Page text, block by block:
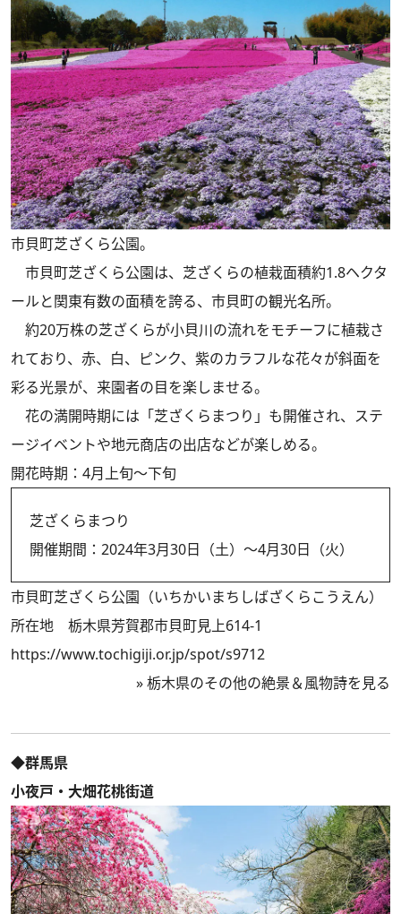
市貝町芝ざくら公園。
市貝町芝ざくら公園は、芝ざくらの植栽面積約1.8ヘクタ
ールと関東有数の面積を誇る、市貝町の観光名所。
約20万株の芝ざくらが小貝川の流れをモチーフに植栽さ
れており、赤、白、ピンク、紫のカラフルな花々が斜面を
彩る光景が、来園者の目を楽しませる。
花の満開時期には「芝ざくらまつり」も開催され、ステ
ージイベントや地元商店の出店などが楽しめる。
開花時期：4月上旬～下旬
芝ざくらまつり
開催期間：2024年3月30日（土）～4月30日（火）
市貝町芝ざくら公園（いちかいまちしばざくらこうえん）
所在地 栃木県芳賀郡市貝町見上614-1
https://www.tochigiji.or.jp/spot/s9712
»栃木県のその他の絶景＆風物詩を見る
◆群馬県
小夜戸・大畑花桃街道